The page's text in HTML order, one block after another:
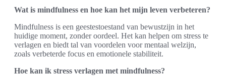
Wat is mindfulness en hoe kan het mijn leven verbeteren?
Mindfulness is een geestestoestand van bewustzijn in het
huidige moment, zonder oordeel. Het kan helpen om stress te
verlagen en biedt tal van voordelen voor mentaal welzijn,
zoals verbeterde focus en emotionele stabiliteit.
Hoe kan ik stress verlagen met mindfulness?